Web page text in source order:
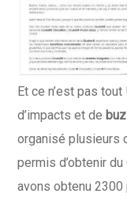
Et ce n’est pas
d’impacts et de
organisé plusieurs
permis d’obtenir du
avons obtenu